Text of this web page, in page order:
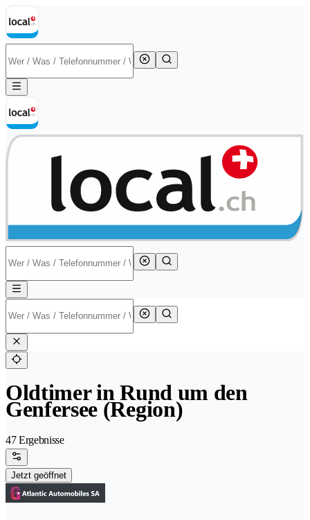
Oldtimer in Rund um den
Genfersee (Region)
47 Ergebnisse
Jetzt geöffnet